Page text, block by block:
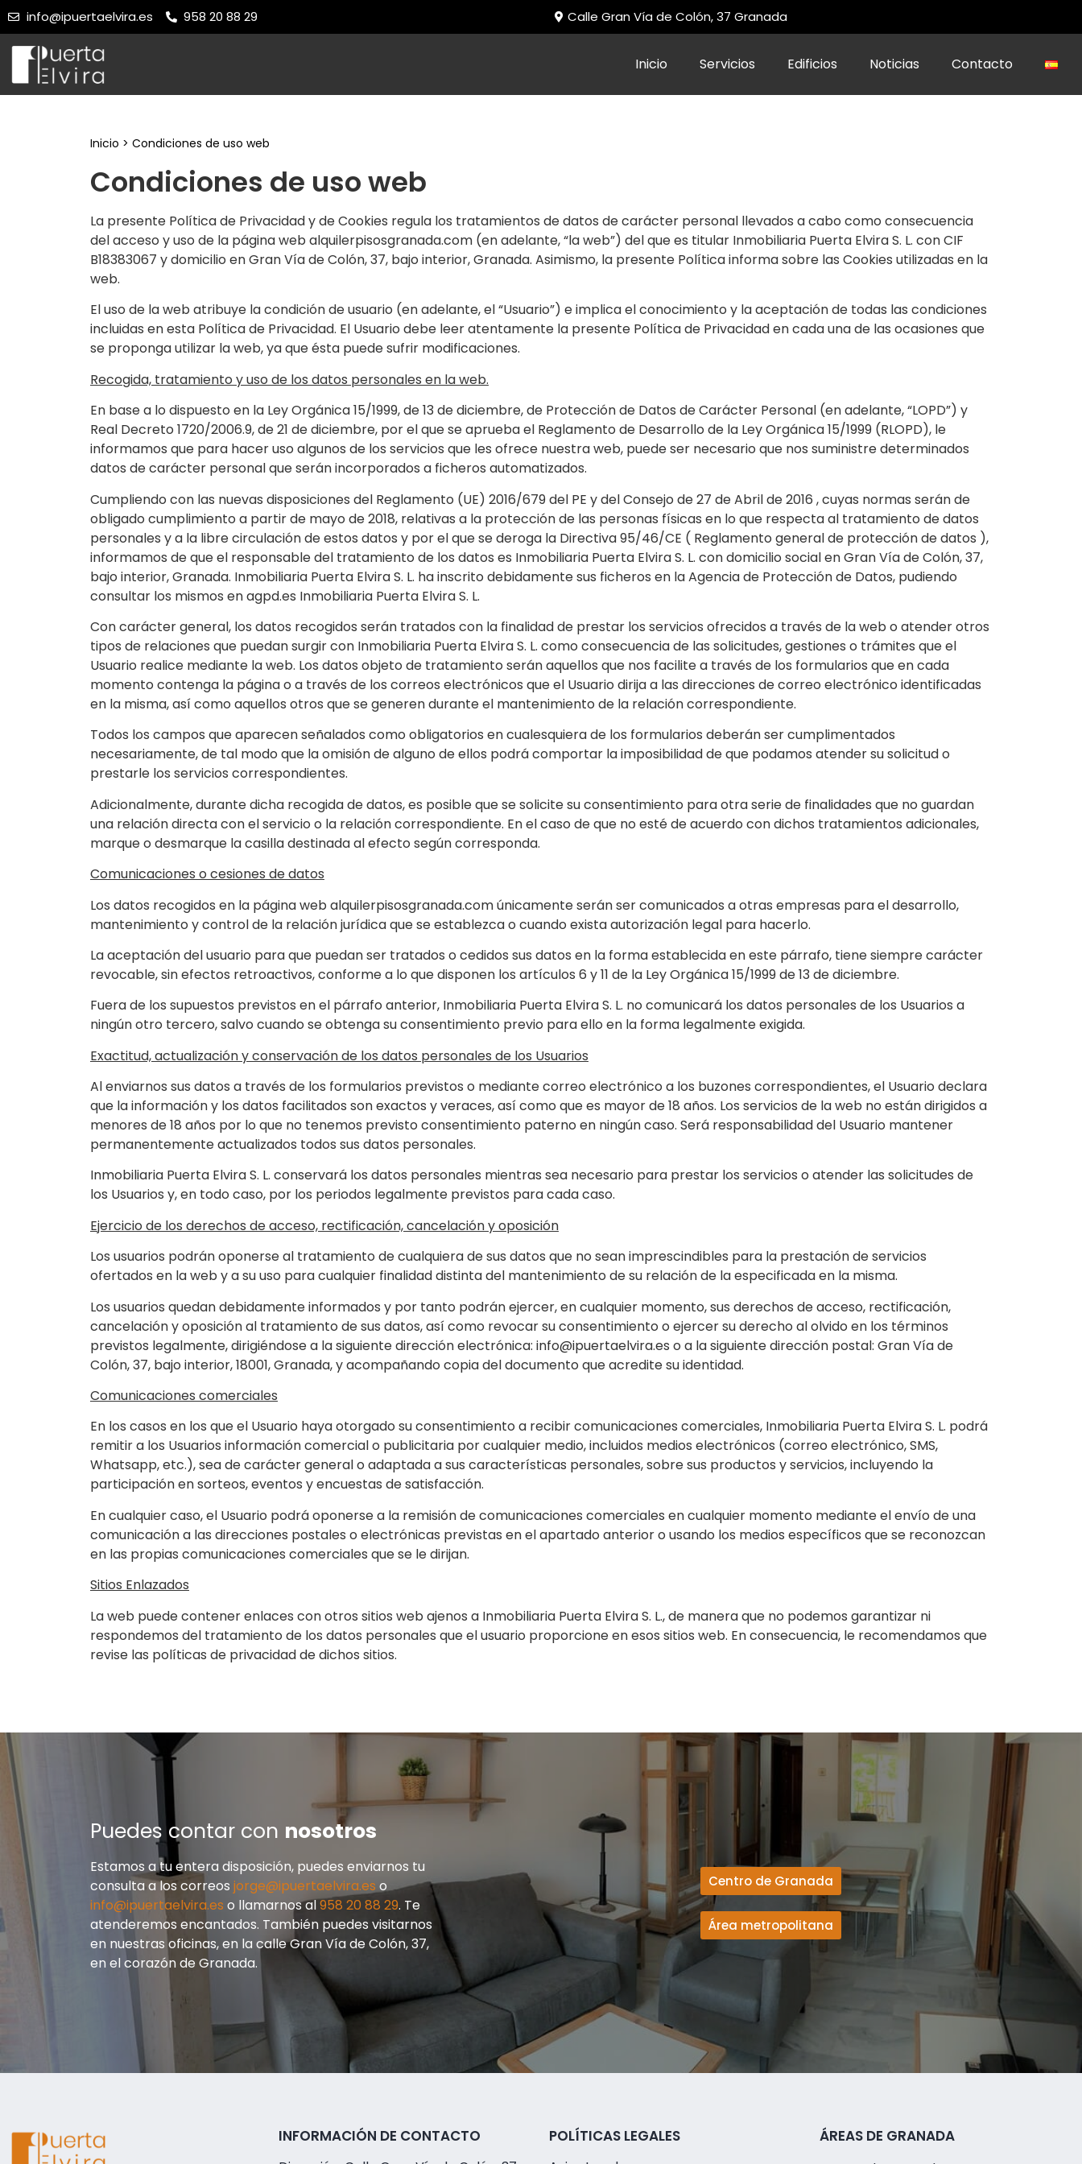
info@ipuertaelvira.es 958 20 88 29 Calle Gran Vía de Colón, 37 Granada
Inicio Servicios Edificios Noticias Contacto
Inicio > Condiciones de uso web
Condiciones de uso web
La presente Política de Privacidad y de Cookies regula los tratamientos de datos de carácter personal llevados a cabo como consecuencia
del acceso y uso de la página web alquilerpisosgranada.com (en adelante, “la web”) del que es titular Inmobiliaria Puerta Elvira S. L. con CIF
B18383067 y domicilio en Gran Vía de Colón, 37, bajo interior, Granada. Asimismo, la presente Política informa sobre las Cookies utilizadas en la
web.
El uso de la web atribuye la condición de usuario (en adelante, el “Usuario”) e implica el conocimiento y la aceptación de todas las condiciones
incluidas en esta Política de Privacidad. El Usuario debe leer atentamente la presente Política de Privacidad en cada una de las ocasiones que
se proponga utilizar la web, ya que ésta puede sufrir modificaciones.
Recogida, tratamiento y uso de los datos personales en la web.
En base a lo dispuesto en la Ley Orgánica 15/1999, de 13 de diciembre, de Protección de Datos de Carácter Personal (en adelante, “LOPD”) y
Real Decreto 1720/2006.9, de 21 de diciembre, por el que se aprueba el Reglamento de Desarrollo de la Ley Orgánica 15/1999 (RLOPD), le
informamos que para hacer uso algunos de los servicios que les ofrece nuestra web, puede ser necesario que nos suministre determinados
datos de carácter personal que serán incorporados a ficheros automatizados.
Cumpliendo con las nuevas disposiciones del Reglamento (UE) 2016/679 del PE y del Consejo de 27 de Abril de 2016 , cuyas normas serán de
obligado cumplimiento a partir de mayo de 2018, relativas a la protección de las personas físicas en lo que respecta al tratamiento de datos
personales y a la libre circulación de estos datos y por el que se deroga la Directiva 95/46/CE ( Reglamento general de protección de datos ),
informamos de que el responsable del tratamiento de los datos es Inmobiliaria Puerta Elvira S. L. con domicilio social en Gran Vía de Colón, 37,
bajo interior, Granada. Inmobiliaria Puerta Elvira S. L. ha inscrito debidamente sus ficheros en la Agencia de Protección de Datos, pudiendo
consultar los mismos en agpd.es Inmobiliaria Puerta Elvira S. L.
Con carácter general, los datos recogidos serán tratados con la finalidad de prestar los servicios ofrecidos a través de la web o atender otros
tipos de relaciones que puedan surgir con Inmobiliaria Puerta Elvira S. L. como consecuencia de las solicitudes, gestiones o trámites que el
Usuario realice mediante la web. Los datos objeto de tratamiento serán aquellos que nos facilite a través de los formularios que en cada
momento contenga la página o a través de los correos electrónicos que el Usuario dirija a las direcciones de correo electrónico identificadas
en la misma, así como aquellos otros que se generen durante el mantenimiento de la relación correspondiente.
Todos los campos que aparecen señalados como obligatorios en cualesquiera de los formularios deberán ser cumplimentados
necesariamente, de tal modo que la omisión de alguno de ellos podrá comportar la imposibilidad de que podamos atender su solicitud o
prestarle los servicios correspondientes.
Adicionalmente, durante dicha recogida de datos, es posible que se solicite su consentimiento para otra serie de finalidades que no guardan
una relación directa con el servicio o la relación correspondiente. En el caso de que no esté de acuerdo con dichos tratamientos adicionales,
marque o desmarque la casilla destinada al efecto según corresponda.
Comunicaciones o cesiones de datos
Los datos recogidos en la página web alquilerpisosgranada.com únicamente serán ser comunicados a otras empresas para el desarrollo,
mantenimiento y control de la relación jurídica que se establezca o cuando exista autorización legal para hacerlo.
La aceptación del usuario para que puedan ser tratados o cedidos sus datos en la forma establecida en este párrafo, tiene siempre carácter
revocable, sin efectos retroactivos, conforme a lo que disponen los artículos 6 y 11 de la Ley Orgánica 15/1999 de 13 de diciembre.
Fuera de los supuestos previstos en el párrafo anterior, Inmobiliaria Puerta Elvira S. L. no comunicará los datos personales de los Usuarios a
ningún otro tercero, salvo cuando se obtenga su consentimiento previo para ello en la forma legalmente exigida.
Exactitud, actualización y conservación de los datos personales de los Usuarios
Al enviarnos sus datos a través de los formularios previstos o mediante correo electrónico a los buzones correspondientes, el Usuario declara
que la información y los datos facilitados son exactos y veraces, así como que es mayor de 18 años. Los servicios de la web no están dirigidos a
menores de 18 años por lo que no tenemos previsto consentimiento paterno en ningún caso. Será responsabilidad del Usuario mantener
permanentemente actualizados todos sus datos personales.
Inmobiliaria Puerta Elvira S. L. conservará los datos personales mientras sea necesario para prestar los servicios o atender las solicitudes de
los Usuarios y, en todo caso, por los periodos legalmente previstos para cada caso.
Ejercicio de los derechos de acceso, rectificación, cancelación y oposición
Los usuarios podrán oponerse al tratamiento de cualquiera de sus datos que no sean imprescindibles para la prestación de servicios
ofertados en la web y a su uso para cualquier finalidad distinta del mantenimiento de su relación de la especificada en la misma.
Los usuarios quedan debidamente informados y por tanto podrán ejercer, en cualquier momento, sus derechos de acceso, rectificación,
cancelación y oposición al tratamiento de sus datos, así como revocar su consentimiento o ejercer su derecho al olvido en los términos
previstos legalmente, dirigiéndose a la siguiente dirección electrónica: info@ipuertaelvira.es o a la siguiente dirección postal: Gran Vía de
Colón, 37, bajo interior, 18001, Granada, y acompañando copia del documento que acredite su identidad.
Comunicaciones comerciales
En los casos en los que el Usuario haya otorgado su consentimiento a recibir comunicaciones comerciales, Inmobiliaria Puerta Elvira S. L. podrá
remitir a los Usuarios información comercial o publicitaria por cualquier medio, incluidos medios electrónicos (correo electrónico, SMS,
Whatsapp, etc.), sea de carácter general o adaptada a sus características personales, sobre sus productos y servicios, incluyendo la
participación en sorteos, eventos y encuestas de satisfacción.
En cualquier caso, el Usuario podrá oponerse a la remisión de comunicaciones comerciales en cualquier momento mediante el envío de una
comunicación a las direcciones postales o electrónicas previstas en el apartado anterior o usando los medios específicos que se reconozcan
en las propias comunicaciones comerciales que se le dirijan.
Sitios Enlazados
La web puede contener enlaces con otros sitios web ajenos a Inmobiliaria Puerta Elvira S. L., de manera que no podemos garantizar ni
respondemos del tratamiento de los datos personales que el usuario proporcione en esos sitios web. En consecuencia, le recomendamos que
revise las políticas de privacidad de dichos sitios.
Puedes contar con nosotros
Estamos a tu entera disposición, puedes enviarnos tu
consulta a los correos jorge@ipuertaelvira.es o
info@ipuertaelvira.es o llamarnos al958 20 88 29. Te
atenderemos encantados. También puedes visitarnos
en nuestras oficinas, en la calle Gran Vía de Colón, 37,
en el corazón de Granada.
Centro de Granada
Área metropolitana
INFORMACIÓN DE CONTACTO POLÍTICAS LEGALES ÁREAS DE GRANADA